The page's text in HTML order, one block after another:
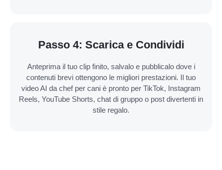
Passo 4: Scarica e Condividi
Anteprima il tuo clip finito, salvalo e pubblicalo dove i
contenuti brevi ottengono le migliori prestazioni. Il tuo
video AI da chef per cani è pronto per TikTok, Instagram
Reels, YouTube Shorts, chat di gruppo o post divertenti in
stile regalo.